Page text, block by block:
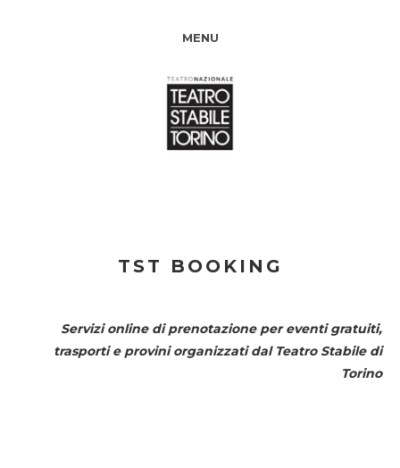
MENU
TST BOOKING
Servizi online di prenotazione per eventi gratuiti,
trasporti e provini organizzati dal Teatro Stabile di
Torino